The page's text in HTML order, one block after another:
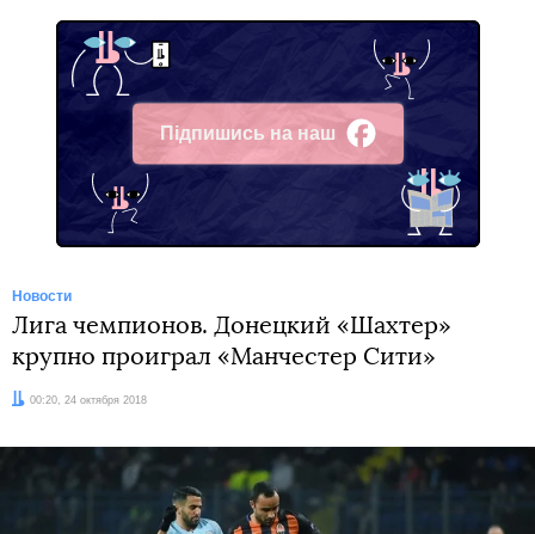
Підпишись на наш
Facebook
Новости
Лига чемпионов. Донецкий «Шахтер»
крупно проиграл «Манчестер Сити»
Дата:00:20, 24 октября 2018